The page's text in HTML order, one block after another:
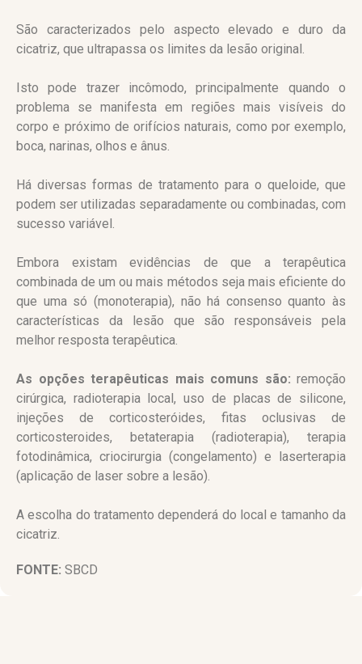
São caracterizados pelo aspecto elevado e duro da
cicatriz, que ultrapassa os limites da lesão original.
Isto pode trazer incômodo, principalmente quando o
problema se manifesta em regiões mais visíveis do
corpo e próximo de orifícios naturais, como por exemplo,
boca, narinas, olhos e ânus.
Há diversas formas de tratamento para o queloide, que
podem ser utilizadas separadamente ou combinadas, com
sucesso variável.
Embora existam evidências de que a terapêutica
combinada de um ou mais métodos seja mais eficiente do
que uma só (monoterapia), não há consenso quanto às
características da lesão que são responsáveis pela
melhor resposta terapêutica.
As opções terapêuticas mais comuns são: remoção
cirúrgica, radioterapia local, uso de placas de silicone,
injeções de corticosteróides, fitas oclusivas de
corticosteroides, betaterapia (radioterapia), terapia
fotodinâmica, criocirurgia (congelamento) e laserterapia
(aplicação de laser sobre a lesão).
A escolha do tratamento dependerá do local e tamanho da
cicatriz.
FONTE: SBCD